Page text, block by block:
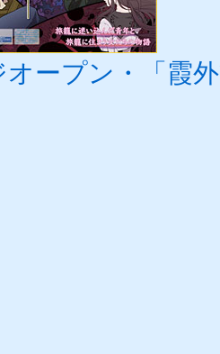
オープン・「霞